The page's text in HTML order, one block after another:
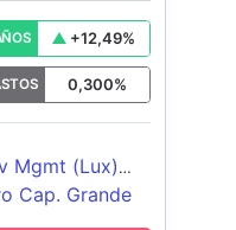
+12,49%
0,300%
Mgmt (Lux)
Cap. Grande